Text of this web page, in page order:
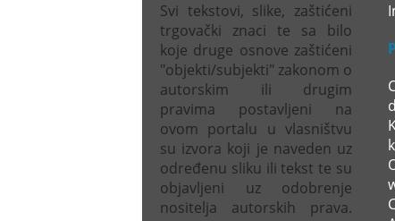
Svi tekstovi, slike, zaštićeni
trgovački znaci te sa bilo
koje druge osnove zaštićeni
"objekti/subjekti" zakonom o
autorskim ili drugim
pravima postavljeni na
ovom portalu u vlasništvu
su izvora koji je naveden uz
određenu sliku ili tekst te su
objavljeni uz odobrenje
nositelja autorskih prava.